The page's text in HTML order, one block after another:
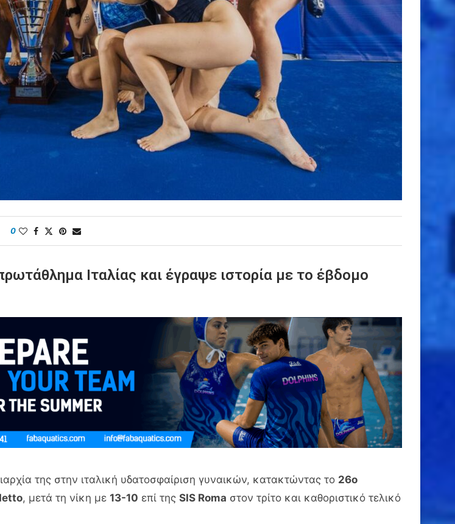
0
Ιταλίας και έγραψε ιστορία με το έβδομο
της στην ιταλική υδατοσφαίριση γυναικών, κατακτώντας το 26ο
, μετά τη νίκη με 13-10 επί της SIS Roma στον τρίτο και καθοριστικό τελικό